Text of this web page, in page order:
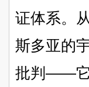
证体系。
斯多亚的
批判——它